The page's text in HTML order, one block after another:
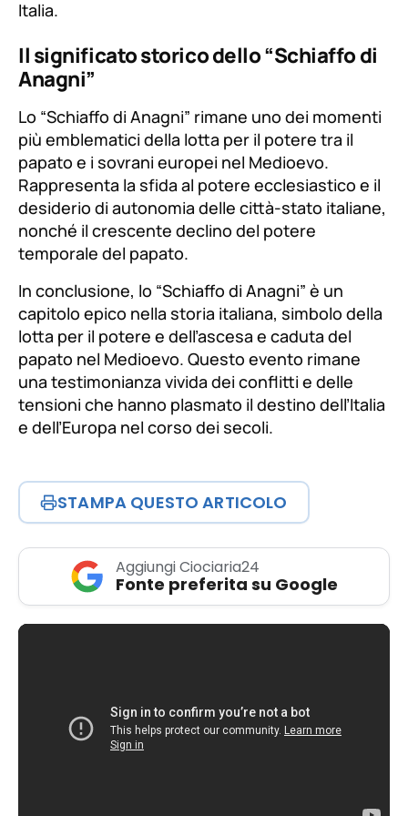
Italia.
Il significato storico dello “Schiaffo di
Anagni”
Lo “Schiaffo di Anagni” rimane uno dei momenti
più emblematici della lotta per il potere tra il
papato e i sovrani europei nel Medioevo.
Rappresenta la sfida al potere ecclesiastico e il
desiderio di autonomia delle città-stato italiane,
nonché il crescente declino del potere
temporale del papato.
In conclusione, lo “Schiaffo di Anagni” è un
capitolo epico nella storia italiana, simbolo della
lotta per il potere e dell’ascesa e caduta del
papato nel Medioevo. Questo evento rimane
una testimonianza vivida dei conflitti e delle
tensioni che hanno plasmato il destino dell’Italia
e dell’Europa nel corso dei secoli.
STAMPA QUESTO ARTICOLO
Aggiungi Ciociaria24
Fonte preferita su Google